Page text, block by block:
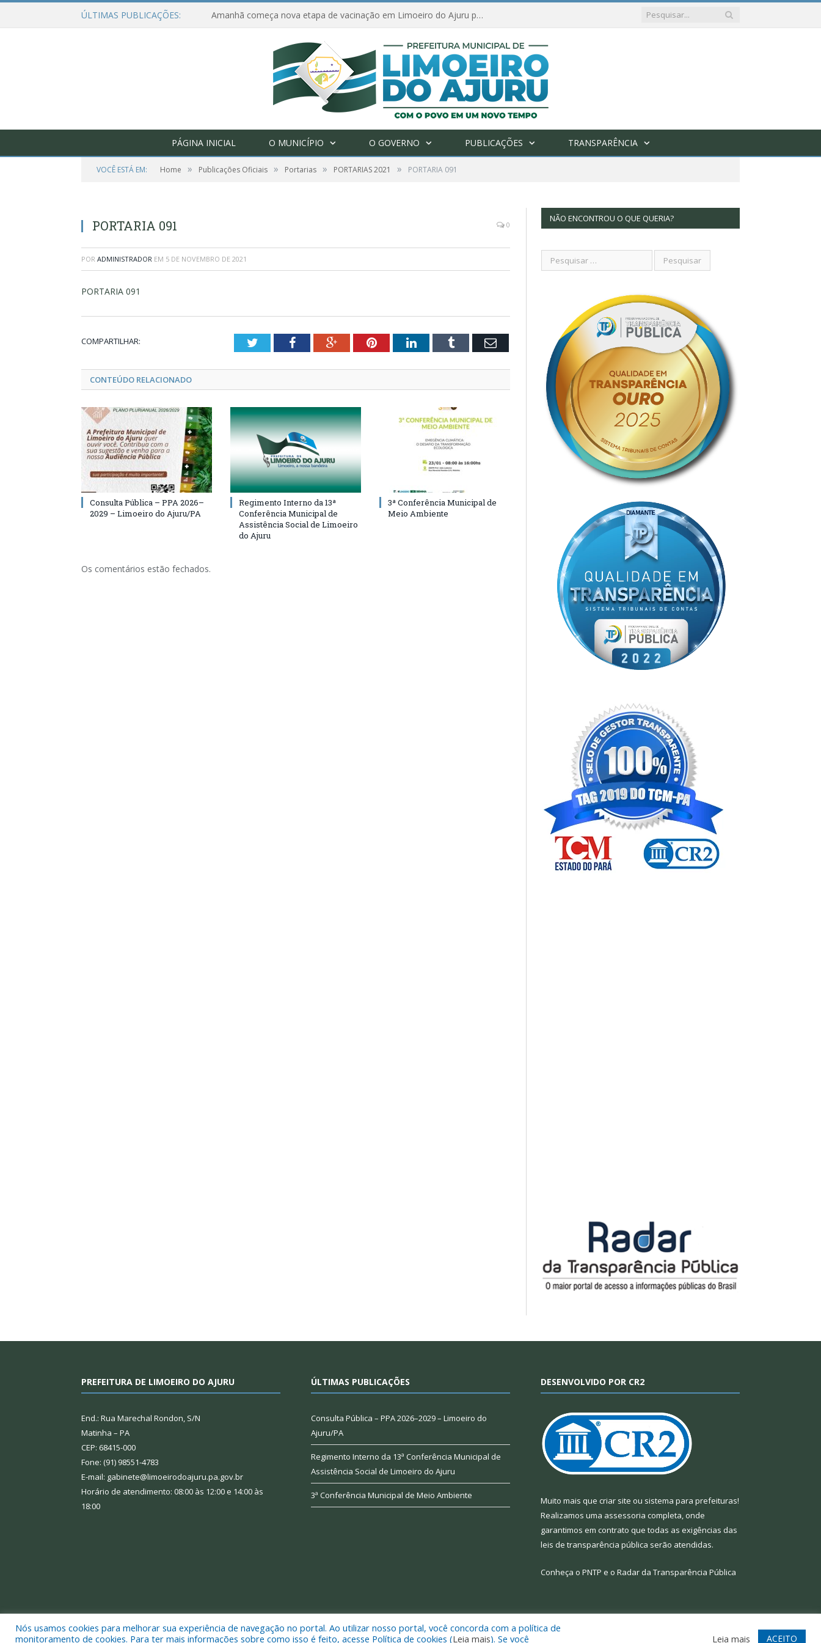
ÚLTIMAS PUBLICAÇÕES: Amanhã começa nova etapa de vacinação em Limoeiro do Ajuru para idosos com 65 ou mais
PÁGINA INICIAL O MUNICÍPIO O GOVERNO PUBLICAÇÕES TRANSPARÊNCIA
VOCÊ ESTÁ EM: Home » Publicações Oficiais » Portarias » PORTARIAS 2021 » PORTARIA 091
PORTARIA 091 0
POR ADMINISTRADOR EM 5 DE NOVEMBRO DE 2021
PORTARIA 091
COMPARTILHAR: TwitterFacebookGoogle+PinterestLinkedInTumblr Email
CONTEÚDO RELACIONADO
Consulta Pública – PPA 2026–
2029 – Limoeiro do Ajuru/PA
Regimento Interno da 13ª
Conferência Municipal de
Assistência Social de Limoeiro
do Ajuru
3ª Conferência Municipal de
Meio Ambiente
Os comentários estão fechados.
NÃO ENCONTROU O QUE QUERIA?
PREFEITURA DE LIMOEIRO DO AJURU
End.: Rua Marechal Rondon, S/N
Matinha – PA
CEP: 68415-000
Fone: (91) 98551-4783
E-mail: gabinete@limoeirodoajuru.pa.gov.br
Horário de atendimento: 08:00 às 12:00 e 14:00 às
18:00
ÚLTIMAS PUBLICAÇÕES
Consulta Pública – PPA 2026–2029 – Limoeiro do
Ajuru/PA
Regimento Interno da 13ª Conferência Municipal de
Assistência Social de Limoeiro do Ajuru
3ª Conferência Municipal de Meio Ambiente
DESENVOLVIDO POR CR2
Muito mais que criar site ou sistema para prefeituras!
Realizamos uma assessoria completa, onde
garantimos em contrato que todas as exigências das
leis de transparência pública serão atendidas.
Conheça o PNTP e o Radar da Transparência Pública
Todos os direitos reservados a Prefeitura Municipal de Limoeiro do Ajuru. Mapa do Site Acessar Webmail
Nós usamos cookies para melhorar sua experiência de navegação no portal. Ao utilizar nosso portal, você concorda com a política de
monitoramento de cookies. Para ter mais informações sobre como isso é feito, acesse Política de cookies (Leia mais). Se você Leia mais ACEITO